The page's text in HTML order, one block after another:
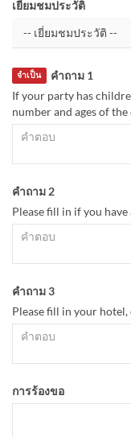
เยี่ยมชมประวัติ
คำถาม 1
จำเป็น
If your party has
number and ages of
คำถาม 2
Please fill in if you
คำถาม 3
Please fill in your hotel,
การร้องขอ